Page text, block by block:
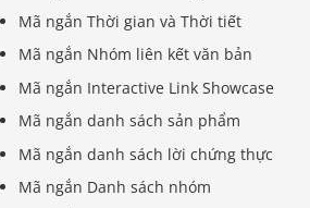
Mã ngắn Thời gian và Thời tiết
Mã ngắn Nhóm liên kết văn bản
Mã ngắn Interactive Link Showcase
Mã ngắn danh sách sản phẩm
Mã ngắn danh sách lời chứng thực
Mã ngắn Danh sách nhóm